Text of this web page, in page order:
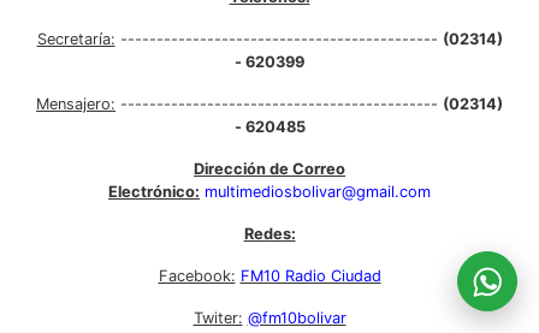
Secretaría: -------------------------------------------- (02314)
- 620399
Mensajero: -------------------------------------------- (02314)
- 620485
Dirección de Correo
Electrónico: multimediosbolivar@gmail.com
Redes:
Facebook: FM10 Radio Ciudad
Twiter: @fm10bolivar